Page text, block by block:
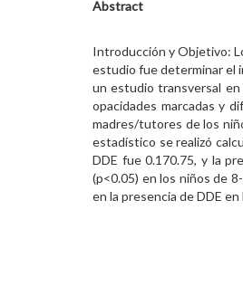
Abstract
Introducción y Objetivo:
estudio fue determinar el
un estudio transversal
opacidades marcadas y
madres/tutores de los
estadístico se realizó
DDE fue 0.170.75, y la
(p<0.05) en los niños de
en la presencia de DDE